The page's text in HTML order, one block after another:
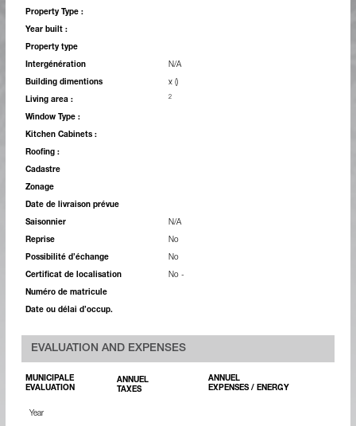
Property Type :
Year built :
Property type
Intergénération N/A
Building dimentions x ()
Living area : 2
Window Type :
Kitchen Cabinets :
Roofing :
Cadastre
Zonage
Date de livraison prévue
Saisonnier N/A
Reprise No
Possibilité d’échange No
Certificat de localisation No -
Numéro de matricule
Date ou délai d’occup.
EVALUATION AND EXPENSES
MUNICIPALE
EVALUATION
ANNUEL
TAXES
ANNUEL
EXPENSES / ENERGY
Year